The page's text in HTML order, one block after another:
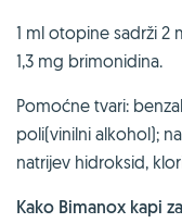
1 ml otopine sadrži 2
1,3 mg brimonidina.
Pomoćne tvari:
poli(vinilni alkohol);
natrijev hidroksid,
Kako Bimanox kapi